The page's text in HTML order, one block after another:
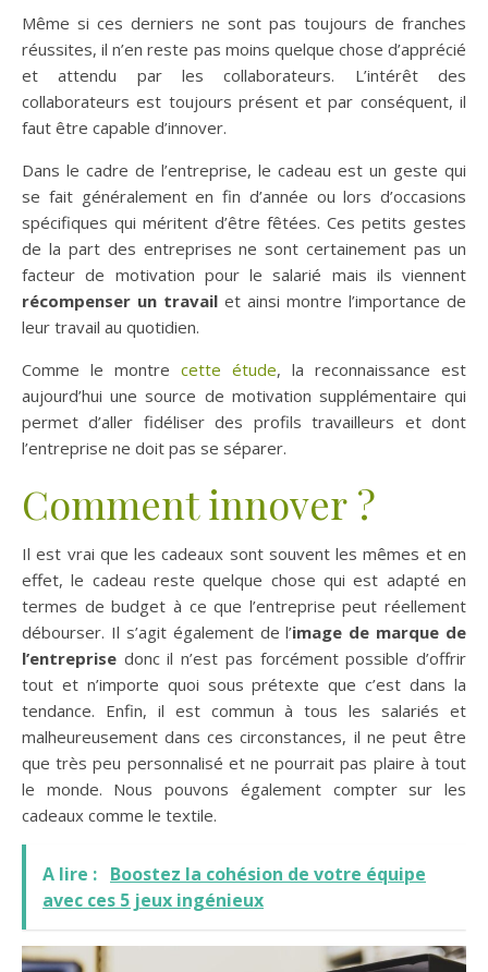
Même si ces derniers ne sont pas toujours de franches
réussites, il n’en reste pas moins quelque chose d’apprécié
et attendu par les collaborateurs. L’intérêt des
collaborateurs est toujours présent et par conséquent, il
faut être capable d’innover.
Dans le cadre de l’entreprise, le cadeau est un geste qui
se fait généralement en fin d’année ou lors d’occasions
spécifiques qui méritent d’être fêtées. Ces petits gestes
de la part des entreprises ne sont certainement pas un
facteur de motivation pour le salarié mais ils viennent
récompenser un travail et ainsi montre l’importance de
leur travail au quotidien.
Comme le montre cette étude, la reconnaissance est
aujourd’hui une source de motivation supplémentaire qui
permet d’aller fidéliser des profils travailleurs et dont
l’entreprise ne doit pas se séparer.
Comment innover ?
Il est vrai que les cadeaux sont souvent les mêmes et en
effet, le cadeau reste quelque chose qui est adapté en
termes de budget à ce que l’entreprise peut réellement
débourser. Il s’agit également de l’image de marque de
l’entreprise donc il n’est pas forcément possible d’offrir
tout et n’importe quoi sous prétexte que c’est dans la
tendance. Enfin, il est commun à tous les salariés et
malheureusement dans ces circonstances, il ne peut être
que très peu personnalisé et ne pourrait pas plaire à tout
le monde. Nous pouvons également compter sur les
cadeaux comme le textile.
A lire : Boostez la cohésion de votre équipe
avec ces 5 jeux ingénieux